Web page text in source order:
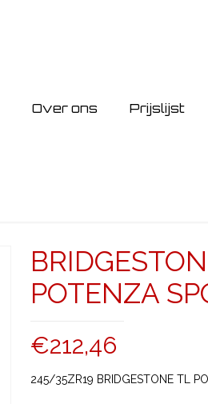
Over ons Prijslijst
POTENZA
€212,46
245/35ZR19 BRIDGESTONE TL